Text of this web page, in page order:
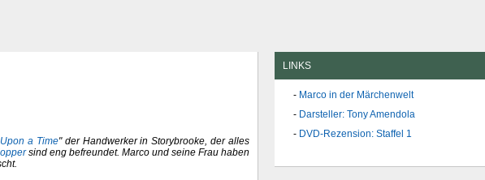
a Time" der Handwerker in Storybrooke, der alles
sind eng befreundet. Marco und seine Frau haben
LINKS
Marco in der Märchenwelt
Darsteller: Tony Amendola
DVD-Rezension: Staffel 1